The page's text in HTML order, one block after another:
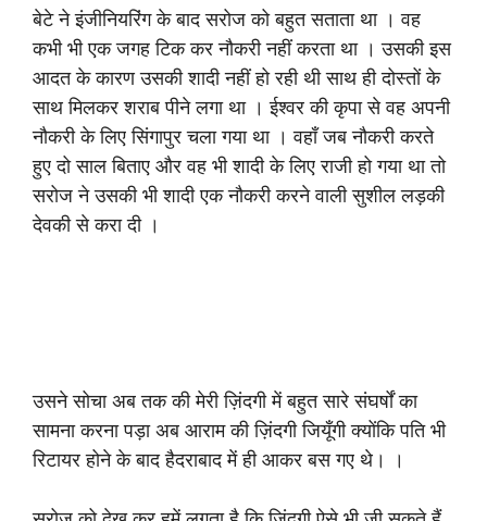
बेटे ने इंजीनियरिंग के बाद सरोज को बहुत सताता था । वह
कभी भी एक जगह टिक कर नौकरी नहीं करता था । उसकी इस
आदत के कारण उसकी शादी नहीं हो रही थी साथ ही दोस्तों के
साथ मिलकर शराब पीने लगा था । ईश्वर की कृपा से वह अपनी
नौकरी के लिए सिंगापुर चला गया था । वहाँ जब नौकरी करते
हुए दो साल बिताए और वह भी शादी के लिए राजी हो गया था तो
सरोज ने उसकी भी शादी एक नौकरी करने वाली सुशील लड़की
देवकी से करा दी ।
उसने सोचा अब तक की मेरी ज़िंदगी में बहुत सारे संघर्षों का
सामना करना पड़ा अब आराम की ज़िंदगी जियूँगी क्योंकि पति भी
रिटायर होने के बाद हैदराबाद में ही आकर बस गए थे। ।